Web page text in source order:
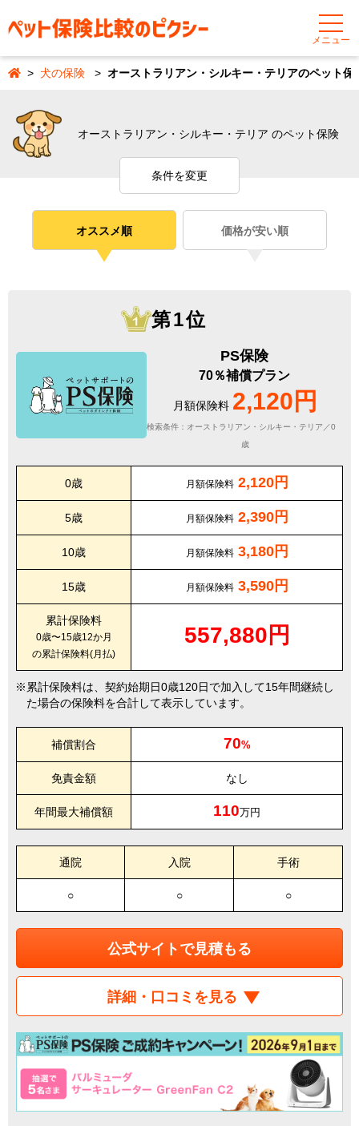
メニュー
犬の保険 オーストラリアン・シルキー・テリアのペット保
オーストラリアン・シルキー・テリア のペット保険
条件を変更
オススメ順 価格が安い順
第1位
PS保険
70％補償プラン
月額保険料 2,120円
検索条件：オーストラリアン・シルキー・テリア／0
歳
0歳 月額保険料 2,120円
5歳 月額保険料 2,390円
10歳 月額保険料 3,180円
15歳 月額保険料 3,590円
累計保険料
0歳〜15歳12か月
の累計保険料(月払)
557,880円
累計保険料は、契約始期日0歳120日で加入して15年間継続し
た場合の保険料を合計して表示しています。
補償割合 70%
免責金額 なし
年間最大補償額 110万円
通院 入院 手術
○ ○ ○
公式サイトで見積もる
詳細・口コミを見る